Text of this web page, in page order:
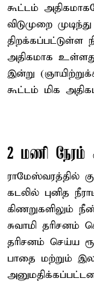
கூட்டம்
விடுமுறை
திறக்கப்பட்டுள்ள
அதிகமாக
இன்று
கூட்டம் மிக
2 மணி நேரம்
ராமேஸ்வரத்தில்
கடலில் புனித
கிணறுகளிலும்
சுவாமி தரிசனம்
தரிசனம் செய்ய
பாதை மற்றும்